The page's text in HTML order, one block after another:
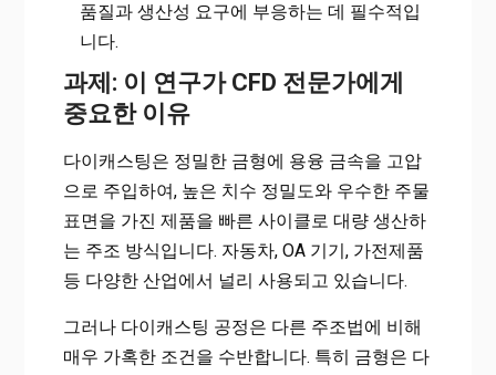
품질과 생산성 요구에 부응하는 데 필수적입
니다.
과제: 이 연구가 CFD 전문가에게
중요한 이유
다이캐스팅은 정밀한 금형에 용융 금속을 고압
으로 주입하여, 높은 치수 정밀도와 우수한 주물
표면을 가진 제품을 빠른 사이클로 대량 생산하
는 주조 방식입니다. 자동차, OA 기기, 가전제품
등 다양한 산업에서 널리 사용되고 있습니다.
그러나 다이캐스팅 공정은 다른 주조법에 비해
매우 가혹한 조건을 수반합니다. 특히 금형은 다